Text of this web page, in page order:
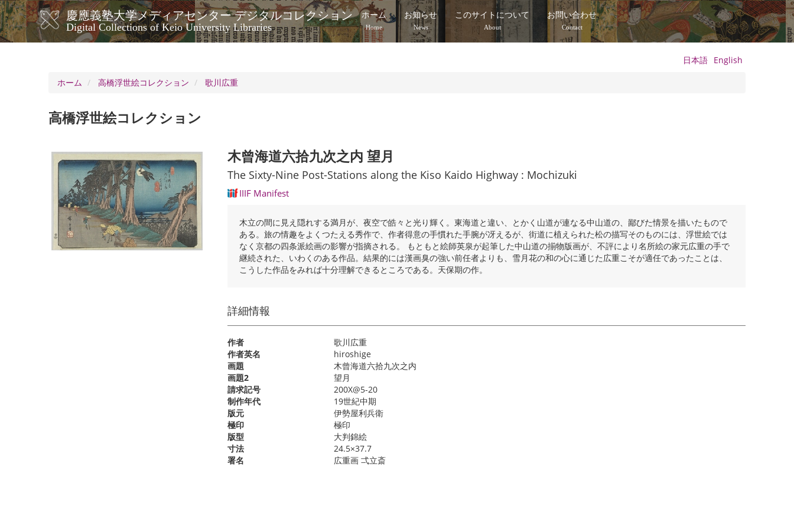
メ
イ
ン
コ
慶應義塾大学メディアセンター デジタルコレクション
Digital Collections of Keio University Libraries
メ
イ
ビ
ー
シ
ン
ホーム
Home
お知らせ
News
このサイトについて
About
お問い合わせ
Contact
日本語 English
ホーム
高橋浮世絵コレクション 歌川広重
高橋浮世絵コレクション
木曾海道六拾九次之内 望月
The Sixty-Nine Post-Stations along the Kiso Kaido Highway : Mochizuki
IIIF Manifest
木立の間に見え隠れする満月が、夜空で皓々と光り輝く。東海道と違い、とかく山道が連なる中山道の、鄙びた情景を描いたもので
ある。旅の情趣をよくつたえる秀作で、作者得意の手慣れた手腕が冴えるが、街道に植えられた松の描写そのものには、浮世絵では
なく京都の四条派絵画の影響が指摘される。 もともと絵師英泉が起筆した中山道の揃物版画が、不評により名所絵の家元広重の手で
継続された、いわくのある作品。結果的には漢画臭の強い前任者よりも、雪月花の和の心に通じた広重こそが適任であったことは、
こうした作品をみれば十分理解できるところである。天保期の作。
詳細情報
作者
歌川広重
作者英名
hiroshige
画題
木曾海道六拾九次之内
画題2
望月
請求記号
200X@5-20
制作年代
19世紀中期
版元
伊勢屋利兵衛
極印
極印
版型
大判錦絵
寸法
24.5×37.7
署名
広重画 弌立斎